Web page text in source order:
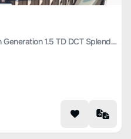
Geely Motor Boyue L 2025 Fourth Generation 1.5 TD DCT Splendid